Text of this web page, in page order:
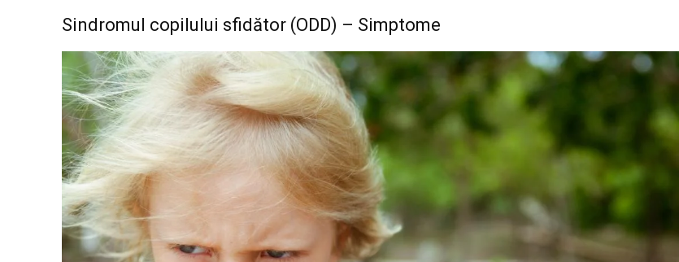
Sindromul copilului sfidător (ODD) – Simptome